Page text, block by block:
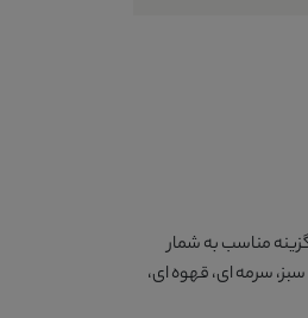
مناسب به شمار
سرمه ای، قهوه ای،